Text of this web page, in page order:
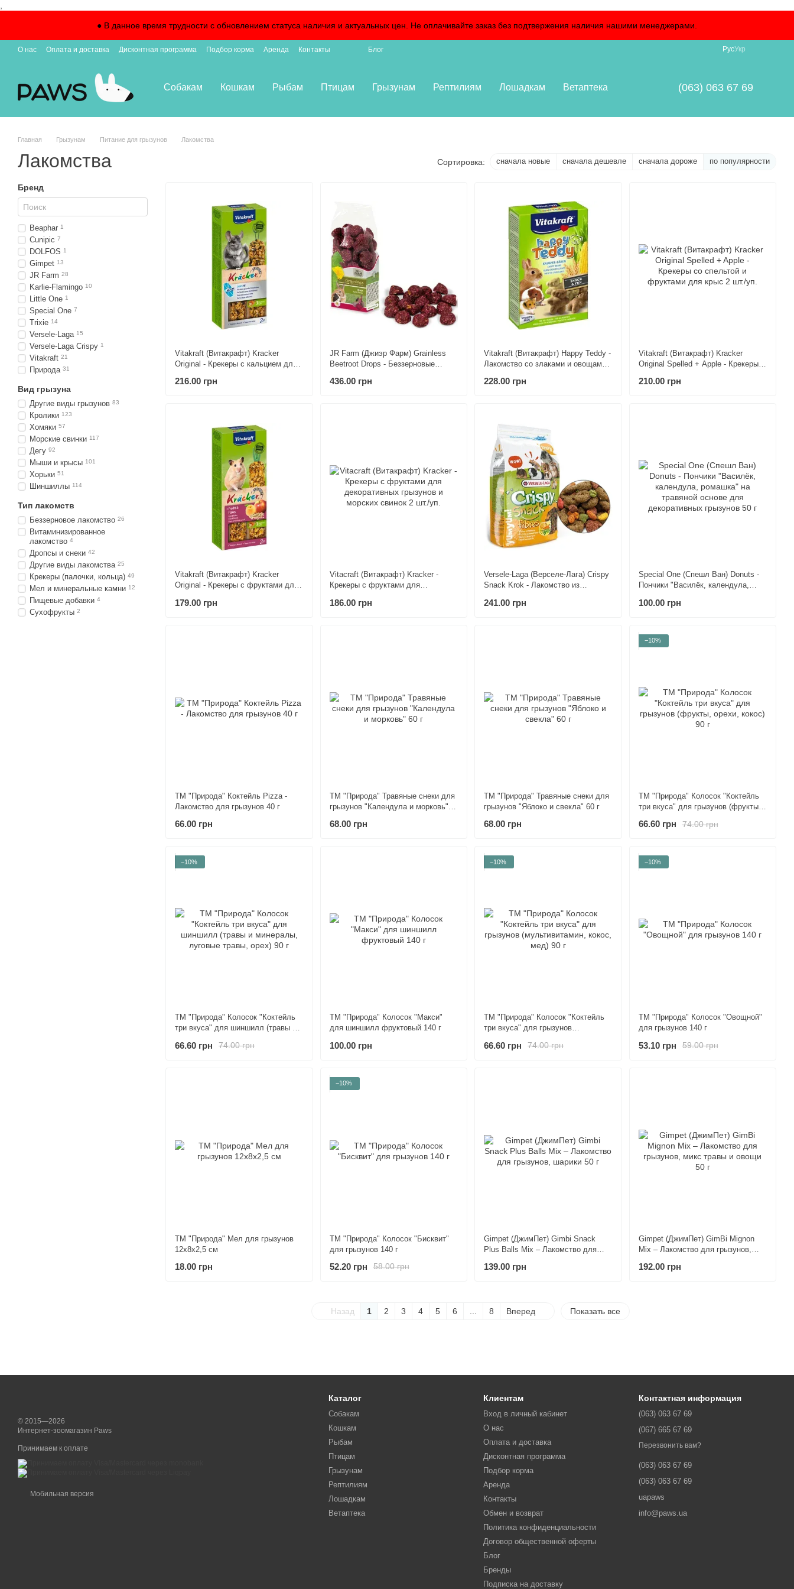
● В данное время трудности с обновлением статуса наличия и актуальных цен. Не оплачивайте заказ без подтвержения наличия нашими менеджерами.
О нас Оплата и доставка Дисконтная программа Подбор корма Аренда Контакты Блог РусУкр
Собакам Кошкам Рыбам Птицам Грызунам Рептилиям Лошадкам Ветаптека (063) 063 67 69
Главная Грызунам Питание для грызунов Лакомства
Лакомства Сортировка: сначала новые сначала дешевле сначала дороже по популярности
Vitakraft (Витакрафт) Kracker
Original - Крекеры с кальцием для
216.00 грн
JR Farm (Джиэр Фарм) Grainless
Beetroot Drops - Беззерновые
140 г
436.00 грн
Vitakraft (Витакрафт) Happy Teddy -
Лакомство со злаками и овощами
228.00 грн
Vitakraft (Витакрафт) Kracker
Original Spelled + Apple - Крекеры
2 шт./уп.
210.00 грн
Vitakraft (Витакрафт) Kracker
Original - Крекеры с фруктами для
179.00 грн
Vitacraft (Витакрафт) Kracker -
Крекеры с фруктами для
свинок 2 шт./уп.
186.00 грн
Versele-Laga (Верселе-Лага) Crispy
Snack Krok - Лакомство из
грызунов 650 г
241.00 грн
Special One (Спешл Ван) Donuts -
Пончики "Василёк, календула,
декоративных грызунов 50 г
100.00 грн
ТМ "Природа" Коктейль Pizza -
Лакомство для грызунов 40 г
66.00 грн
ТМ "Природа" Травяные снеки для
грызунов "Календула и морковь"
68.00 грн
ТМ "Природа" Травяные снеки для
грызунов "Яблоко и свекла" 60 г
68.00 грн
−10%
ТМ "Природа" Колосок "Коктейль
три вкуса" для грызунов (фрукты,
74.00 грн
66.60 грн
−10%
ТМ "Природа" Колосок "Коктейль
три вкуса" для шиншилл (травы и
г
74.00 грн
66.60 грн
ТМ "Природа" Колосок "Макси"
для шиншилл фруктовый 140 г
100.00 грн
−10%
ТМ "Природа" Колосок "Коктейль
три вкуса" для грызунов
74.00 грн
66.60 грн
−10%
ТМ "Природа" Колосок "Овощной"
для грызунов 140 г
59.00 грн
53.10 грн
ТМ "Природа" Мел для грызунов
12х8х2,5 см
18.00 грн
−10%
ТМ "Природа" Колосок "Бисквит"
для грызунов 140 г
58.00 грн
52.20 грн
Gimpet (ДжимПет) Gimbi Snack
Plus Balls Mix – Лакомство для
139.00 грн
Gimpet (ДжимПет) GimBi Mignon
Mix – Лакомство для грызунов,
192.00 грн
Назад 1 2 3 4 5 6 8 Вперед Показать все
Бренд
Beaphar 1
Cunipic 7
DOLFOS 1
Gimpet 13
JR Farm 28
Karlie-Flamingo 10
Little One 1
Speciаl One 7
Trixie 14
Versele-Laga 15
Versele-Laga Crispy 1
Vitakraft 21
Природа 31
Вид грызуна
Другие виды грызунов 83
Кролики 123
Хомяки 57
Морские свинки 117
Дегу 92
Мыши и крысы 101
Хорьки 51
Шиншиллы 114
Тип лакомств
Беззерновое лакомство 26
Витаминизированное
лакомство 4
Дропсы и снеки 42
Другие виды лакомства 25
Крекеры (палочки, кольца) 49
Мел и минеральные камни 12
Пищевые добавки 4
Сухофрукты 2
© 2015—2026
Интернет-зоомагазин Paws
Принимаем к оплате
Мобильная версия
Каталог
Собакам
Кошкам
Рыбам
Птицам
Грызунам
Рептилиям
Лошадкам
Ветаптека
Клиентам
Вход в личный кабинет
О нас
Оплата и доставка
Дисконтная программа
Подбор корма
Аренда
Контакты
Обмен и возврат
Политика конфиденциальности
Договор общественной оферты
Блог
Бренды
Подписка на доставку
Контактная информация
(063) 063 67 69
(067) 665 67 69
Перезвонить вам?
(063) 063 67 69
(063) 063 67 69
uapaws
info@paws.ua